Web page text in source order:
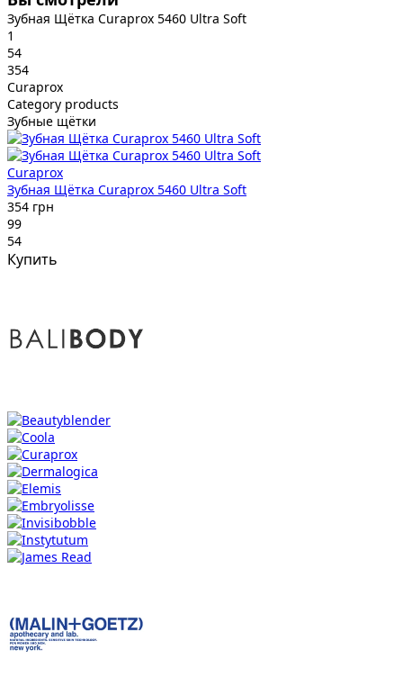
Зубная Щётка Curaprox 5460 Ultra Soft
1
54
354
Curaprox
Category products
Зубные щётки
Curaprox
Зубная Щётка Curaprox 5460 Ultra Soft
354 грн
99
54
Купить